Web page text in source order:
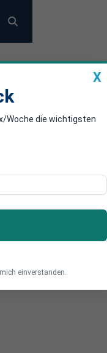
X
Woche die wichtigsten
einverstanden.